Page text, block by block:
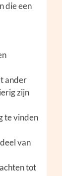
die een
ander
zijn
te vinden
van
tot